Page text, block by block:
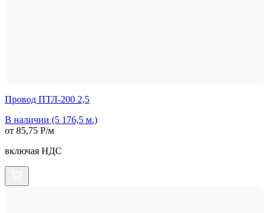
Провод ПТЛ-200 2,5
В наличии (5 176,5 м.)
от 85,75 Р/м
включая НДС